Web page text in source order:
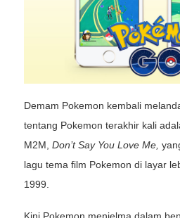
Demam Pokemon kembali
tentang Pokemon terakhir kali
M2M, Don’t Say You Love Me,
lagu tema film Pokemon di layar
1999.
Kini Pokemon menjelma dalam